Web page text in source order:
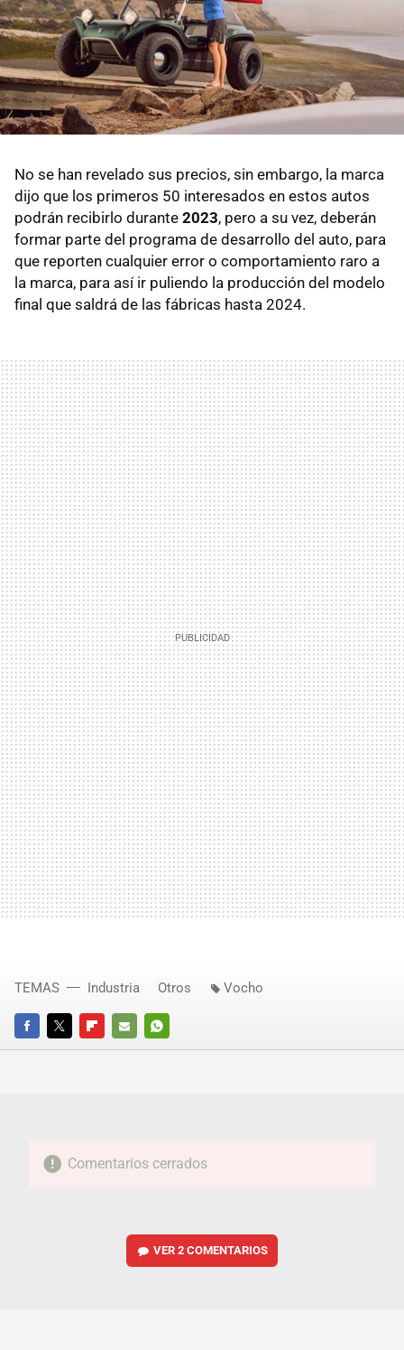
No se han revelado sus precios, sin embargo, la marca
dijo que los primeros 50 interesados en estos autos
podrán recibirlo durante 2023, pero a su vez, deberán
formar parte del programa de desarrollo del auto, para
que reporten cualquier error o comportamiento raro a
la marca, para así ir puliendo la producción del modelo
final que saldrá de las fábricas hasta 2024.
FACEBOOKTWITTERFLIPBOARD
E-
WHATSAPP
TEMAS Industria Otros Vocho
Comentarios cerrados
VER2 COMENTARIOS